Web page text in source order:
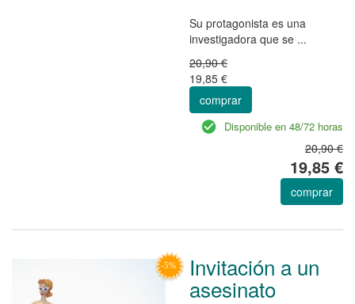
Su protagonista es una
investigadora que se ...
20,90 €
19,85 €
comprar
Disponible en 48/72 horas
20,90 €
19,85 €
comprar
Invitación a un
asesinato